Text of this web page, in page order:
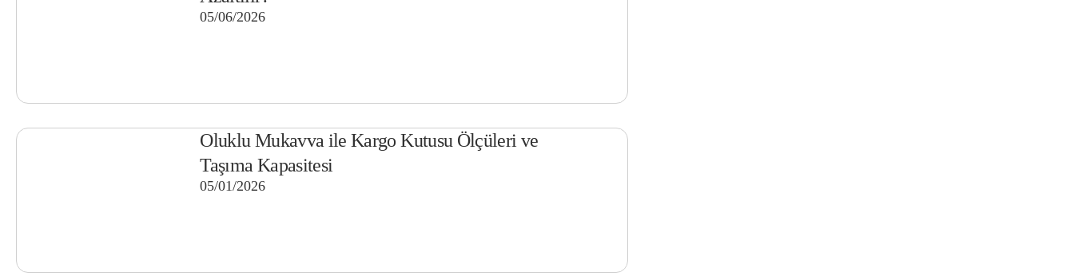
05/06/2026
Oluklu Mukavva ile Kargo Kutusu Ölçüleri ve
Taşıma Kapasitesi
05/01/2026